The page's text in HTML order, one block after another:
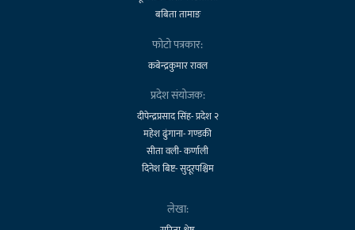
बबिता तामाङ
फोटो पत्रकार:
कबेन्द्रकुमार रावल
प्रदेश संयोजक:
दीपेन्द्रप्रसाद सिंह- प्रदेश २
महेश ढुंगाना- गण्डकी
सीता वली- कर्णाली
दिनेश बिष्ट- सुदूरपश्चिम
लेखा: